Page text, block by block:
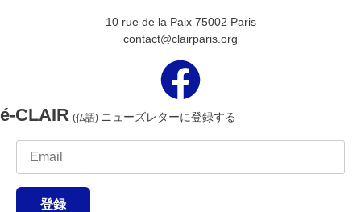
10 rue de la Paix 75002 Paris
contact@clairparis.org
é-CLAIR (仏語) ニューズレターに登録する
登録